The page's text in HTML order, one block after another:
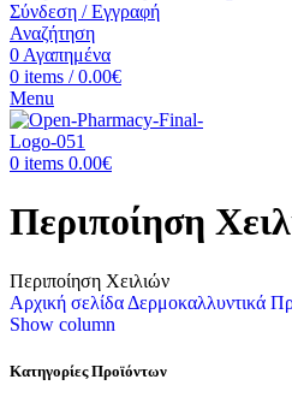
Σύνδεση / Εγγραφή
Αναζήτηση
0 Αγαπημένα
0 items / 0.00€
Menu
0 items 0.00€
Περιποίηση
Περιποίηση Χειλιών
Αρχική σελίδα Δερμοκαλλυντικά
Show column
Κατηγορίες Προϊόντων